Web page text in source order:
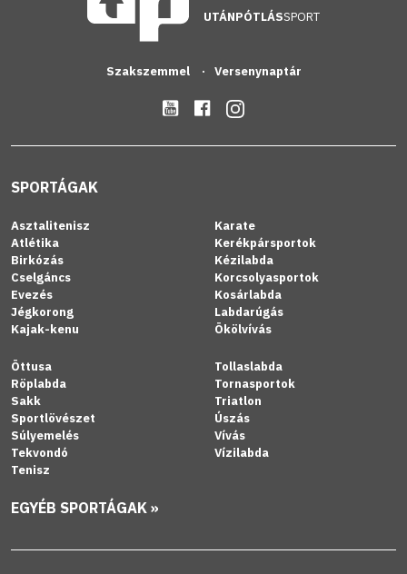
UTÁNPÓTLÁSSPORT
Szakszemmel Versenynaptár
SPORTÁGAK
Asztalitenisz
Atlétika
Birkózás
Cselgáncs
Evezés
Jégkorong
Kajak-kenu
Karate
Kerékpársportok
Kézilabda
Korcsolyasportok
Kosárlabda
Labdarúgás
Ökölvívás
Öttusa
Röplabda
Sakk
Sportlövészet
Súlyemelés
Tekvondó
Tenisz
Tollaslabda
Tornasportok
Triatlon
Úszás
Vívás
Vízilabda
EGYÉB SPORTÁGAK »